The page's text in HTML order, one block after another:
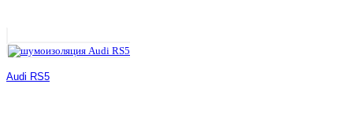
Audi RS5